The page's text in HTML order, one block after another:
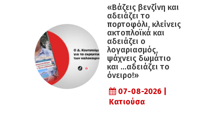
«Βάζεις βενζίνη και
αδειάζει το
πορτοφόλι, κλείνεις
ακτοπλοϊκά και
αδειάζει ο
λογαριασμός,
ψάχνεις δωμάτιο
και …αδειάζει το
όνειρο!»
07-08-2026 |
Κατιούσα